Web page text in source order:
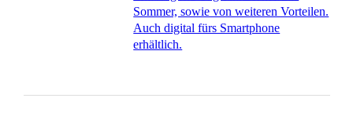
Sommer, sowie von weiteren Vorteilen.
Auch digital fürs Smartphone
erhältlich.